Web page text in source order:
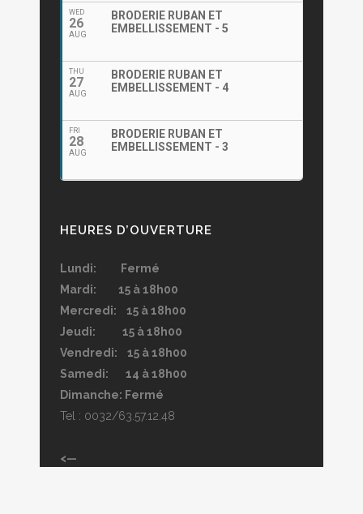
WED
26
AUG
BRODERIE RUBAN ET
EMBELLISSEMENT - 5
THU
27
AUG
BRODERIE RUBAN ET
EMBELLISSEMENT - 4
FRI
28
AUG
BRODERIE RUBAN ET
EMBELLISSEMENT - 3
HEURES D’OUVERTURE
Lundi: Fermé
Mardi: 15 à 18h00
Mercredi: 15 à 18h00
Jeudi: 15 à 18h00
Vendredi: 15 à 18h00
Samedi: 14 à 18h00
Dimanche: Fermé
Tel : 0032/63.57.12.48
<—